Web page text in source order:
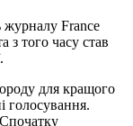
журналу France
з того часу став
для кращого
голосування.